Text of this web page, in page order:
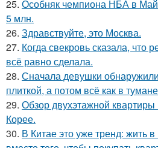
25. Особняк чемпиона НБА в
5 млн.
26. Здравствуйте, это Москва.
27. Когда свекровь сказала, что
всё равно сделала.
28. Сначала девушки
плиткой, а потом всё как в
29. Обзор двухэтажной
Корее.
30. В Китае это уже тренд: жить